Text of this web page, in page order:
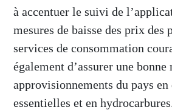
à accentuer le suivi de
mesures de baisse des prix des
services de consommation
également d’assurer une bonne
approvisionnements du pays en
essentielles et en